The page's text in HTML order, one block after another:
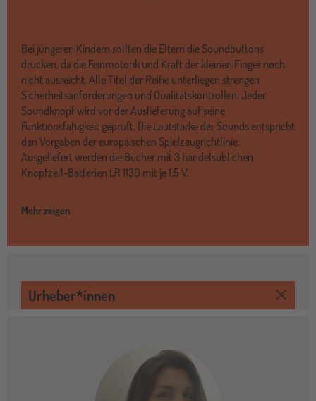
Bei jüngeren Kindern sollten die Eltern die Soundbuttons
drücken, da die Feinmotorik und Kraft der kleinen Finger noch
nicht ausreicht. Alle Titel der Reihe unterliegen strengen
Sicherheitsanforderungen und Qualitätskontrollen. Jeder
Soundknopf wird vor der Auslieferung auf seine
Funktionsfähigkeit geprüft. Die Lautstärke der Sounds entspricht
den Vorgaben der europäischen Spielzeugrichtlinie.
Ausgeliefert werden die Bücher mit 3 handelsüblichen
Knopfzell-Batterien LR 1130 mit je 1,5 V.
Mehr zeigen
Urheber*innen